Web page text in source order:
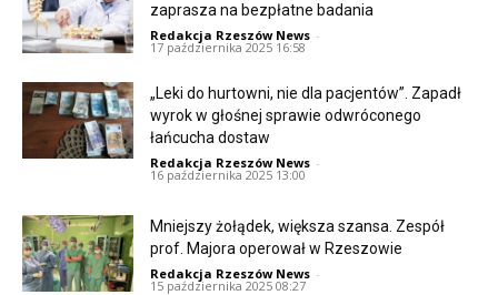
zaprasza na bezpłatne badania
Redakcja Rzeszów News -
17 października 2025 16:58
„Leki do hurtowni, nie dla pacjentów”. Zapadł
wyrok w głośnej sprawie odwróconego
łańcucha dostaw
Redakcja Rzeszów News -
16 października 2025 13:00
Mniejszy żołądek, większa szansa. Zespół
prof. Majora operował w Rzeszowie
Redakcja Rzeszów News -
15 października 2025 08:27